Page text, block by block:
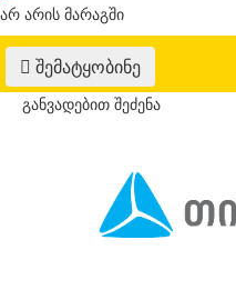
არ არის მარაგში
შემატყობინე
განვადებით შეძენა